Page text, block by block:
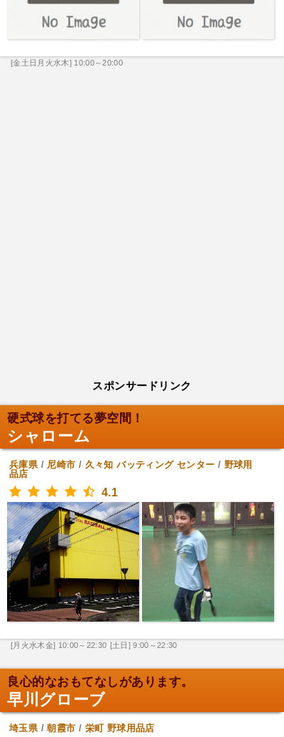
[金土日月火水木] 10:00～20:00
スポンサードリンク
硬式球を打てる夢空間！
シャローム
兵庫県/ 尼崎市 / 久々知 バッティング センター / 野球用
品店
4.1
[月火水木金] 10:00～22:30 [土日] 9:00～22:30
良心的なおもてなしがあります。
早川グローブ
埼玉県/朝霞市 / 栄町 野球用品店